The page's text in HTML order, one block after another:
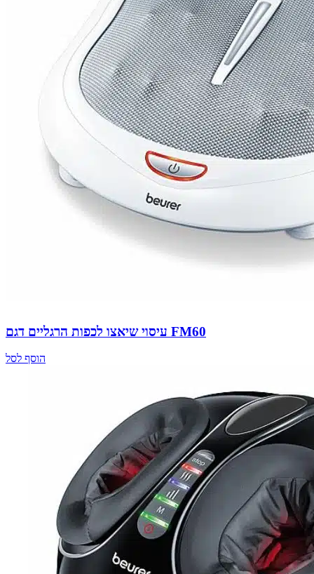
עיסוי שיאצו לכפות הרגליים דגם FM60
הוסף לסל